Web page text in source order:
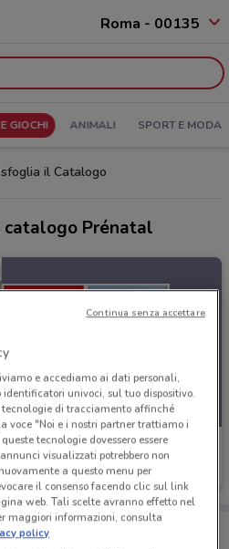
Roma - 00135
GIOCHI ANIMALI SPORT E MODA
il Catalogo
Prénatal
sempre con te!
e accediamo ai dati personali,
univoci, sul tuo dispositivo.
di tracciamento affinché
voce "Noi e i nostri partner trattiamo i
tecnologie dovessero essere
visualizzati potrebbero non
a questo menu per
il consenso facendo clic sul link
web. Tali scelte avranno effetto nel
maggiori informazioni, consulta
policy
Continua senza accettare